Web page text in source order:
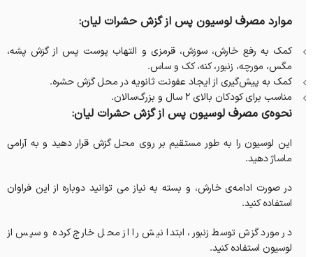
موارد مصرف لوسیون پس از گزش حشرات لیان:
کمک به رفع خارش، سوزش، قرمزی و التهاب پوست پس از گزش پشه،
مگس، مورچه، زنبور، کنه، کک و ساس.
کمک به پیش‌گیری از ایجاد عفونت ثانویه در محل گزش حشره.
مناسب برای کودکان بالای ۲ سال و بزرگ‌سالان.
نحوه‌ی مصرف لوسیون پس از گزش حشرات لیان:
این لوسیون را به طور مستقیم بر روی محل گزش قرار دهید و به آرامی
ماساژ دهید.
در صورت ادامه‌ی خارش، و بسته به نیاز می‌ توانید دوباره از این فراوان
استفاده کنید.
در مورد گزش توسط زنبور، ابتدا نیش را از محل خارج کرده و سپس از
لوسیون استفاده کنید.